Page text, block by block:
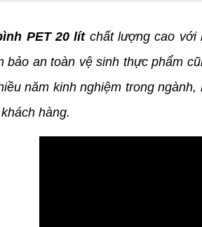
PET 20 lítchất lượng cao với
bảo an toàn vệ sinh thực phẩm
năm kinh nghiệm trong ngành,
hàng.